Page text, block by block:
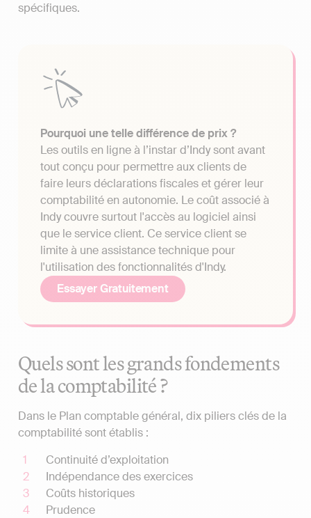
spécifiques.
Pourquoi une telle différence de prix ?
Les outils en ligne à l’instar d’Indy sont avant
tout conçu pour permettre aux clients de
faire leurs déclarations fiscales et gérer leur
comptabilité en autonomie. Le coût associé à
Indy couvre surtout l'accès au logiciel ainsi
que le service client. Ce service client se
limite à une assistance technique pour
l'utilisation des fonctionnalités d'Indy.
Essayer Gratuitement
Quels sont les grands fondements
de la comptabilité ?
Dans le Plan comptable général, dix piliers clés de la
comptabilité sont établis :
Continuité d’exploitation
Indépendance des exercices
Coûts historiques
Prudence